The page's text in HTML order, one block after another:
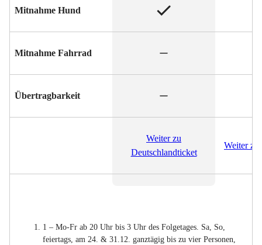
Mitnahme Hund Inklusive
Mitnahme Fahrrad
Übertragbarkeit
Weiter zu
Deutschlandticket
Weiter
Mo-Fr ab 20 Uhr bis 3 Uhr des Folgetages. Sa, So,
feiertags, am 24. & 31.12. ganztägig bis zu vier Personen,